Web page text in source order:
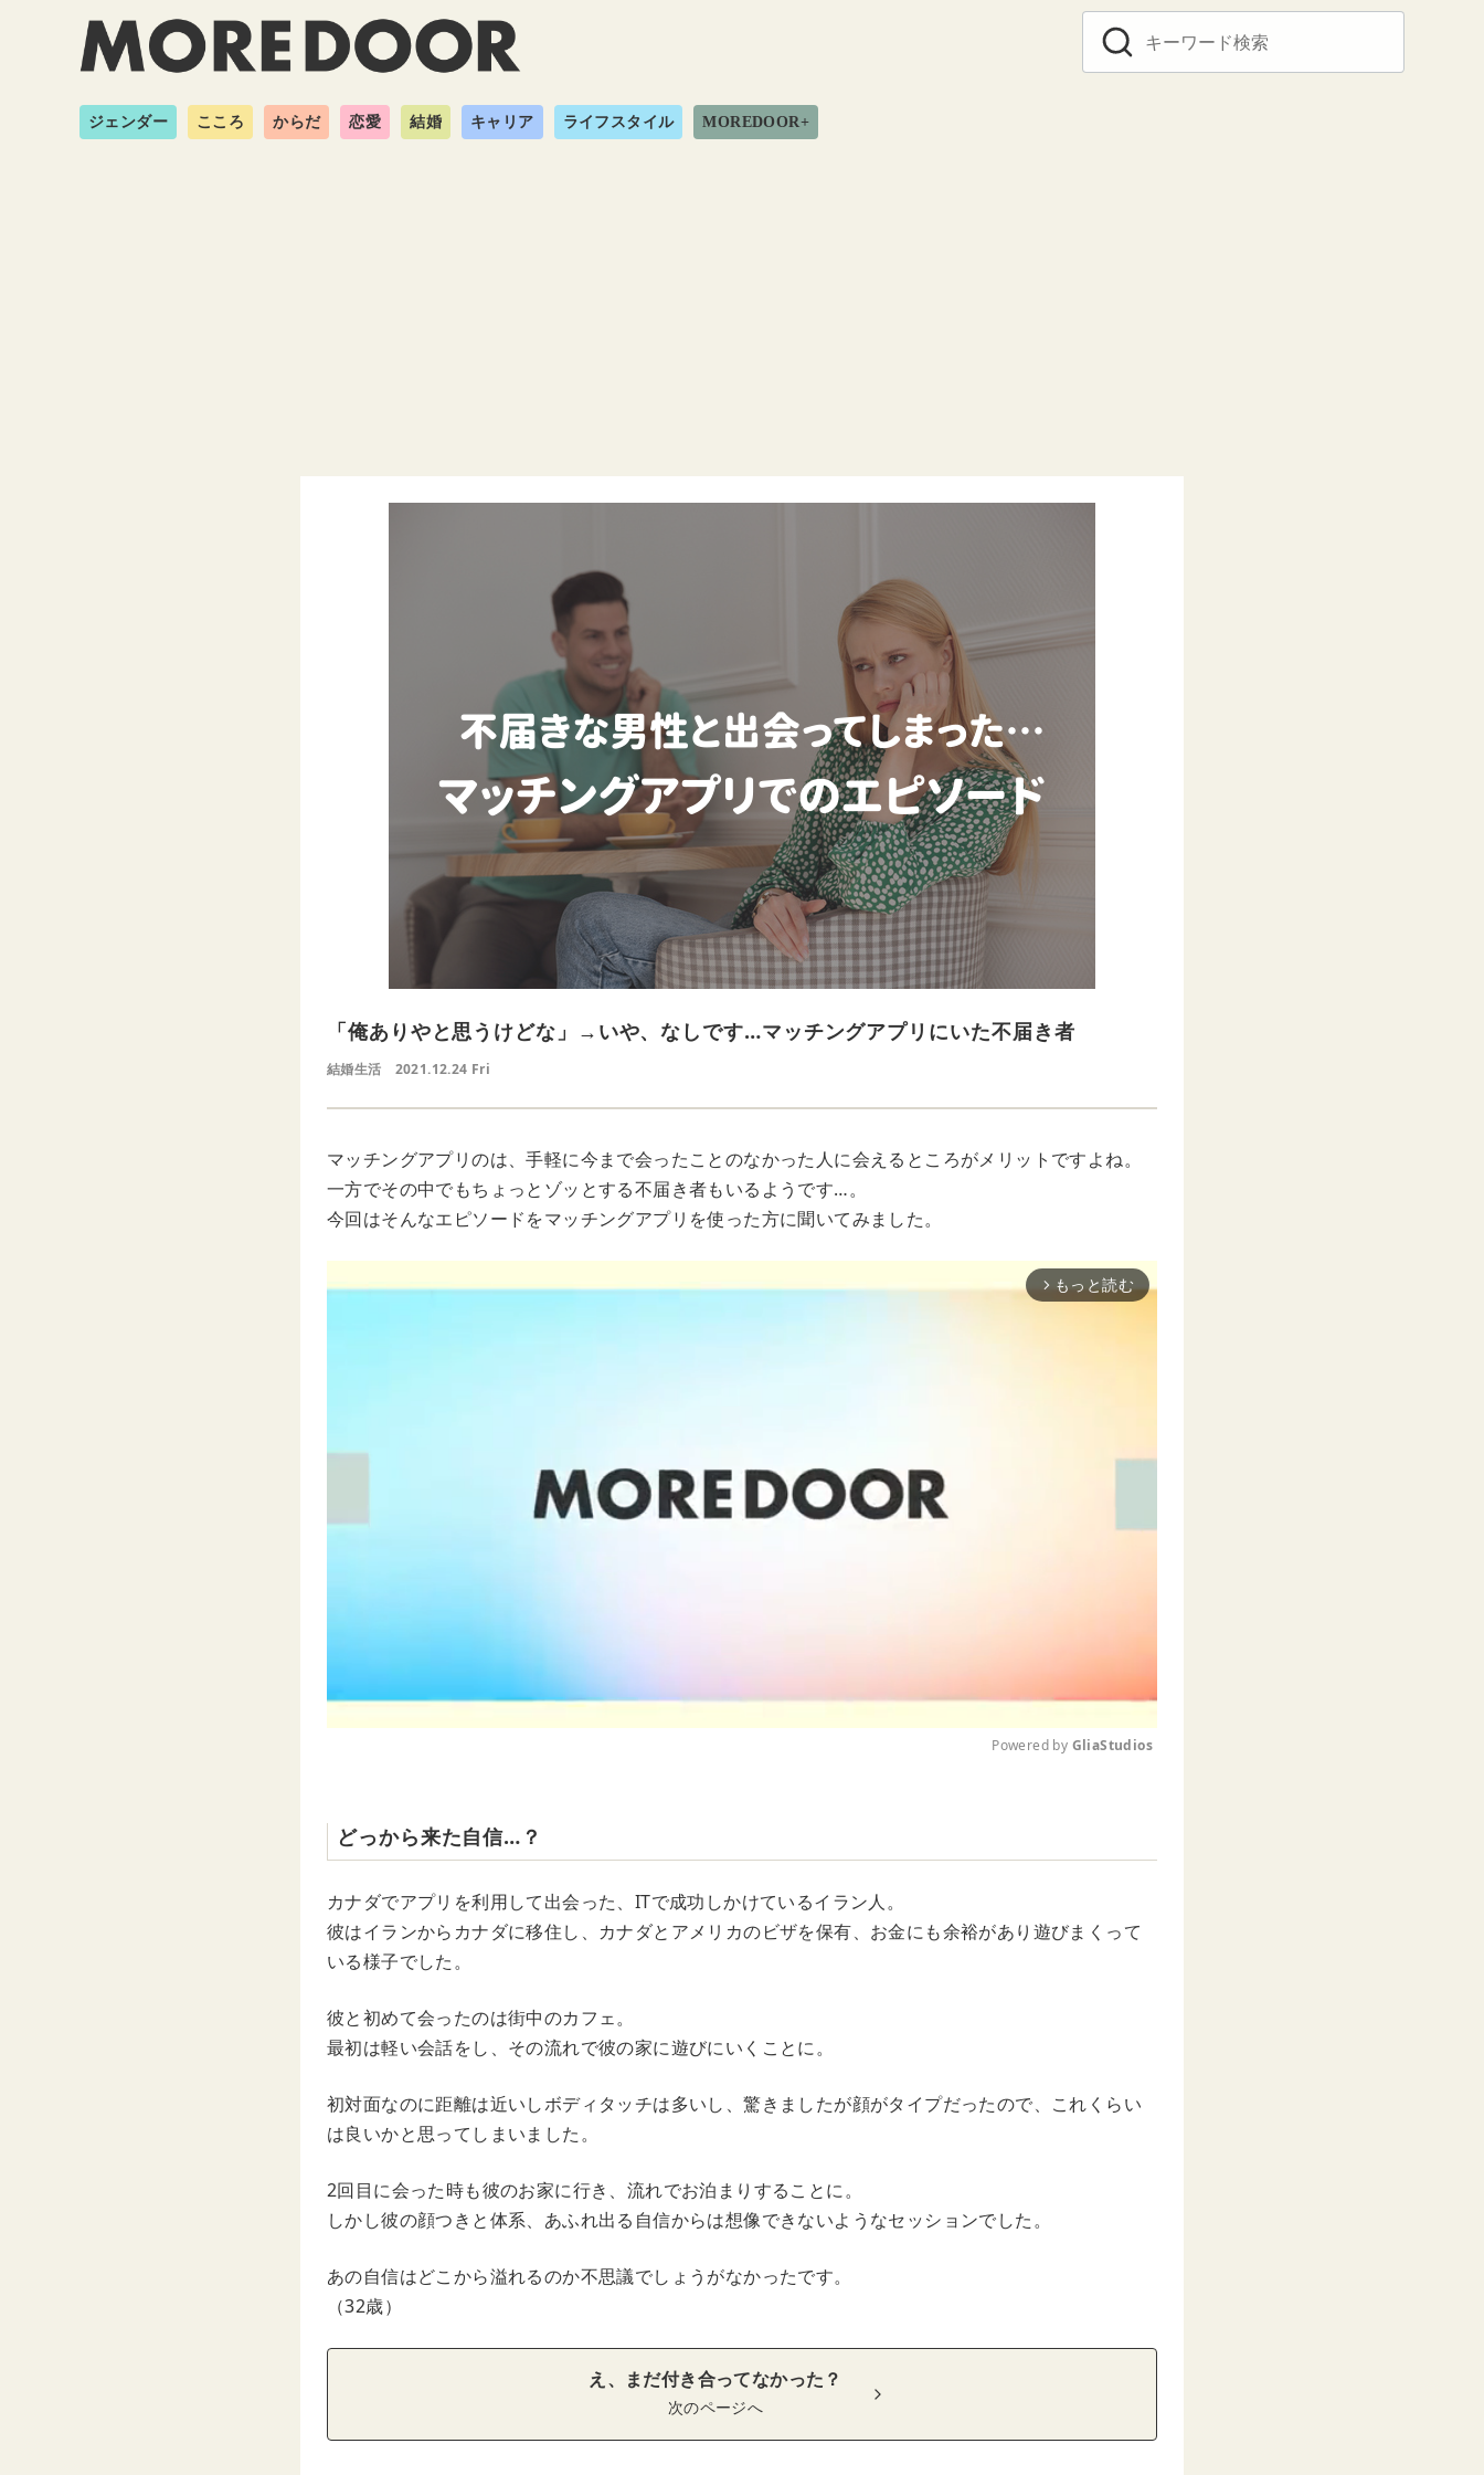
ジェンダー こころ からだ 恋愛 結婚 キャリア ライフスタイル MOREDOOR+
「俺ありやと思うけどな」→いや、なしです…マッチングアプリにいた不届き者
結婚生活 2021.12.24 Fri
マッチングアプリのは、手軽に今まで会ったことのなかった人に会えるところがメリットですよね。
一方でその中でもちょっとゾッとする不届き者もいるようです…。
今回はそんなエピソードをマッチングアプリを使った方に聞いてみました。
arrow_forward_ios もっと読む
t
Powered by GliaStudios
どっから来た自信…？
カナダでアプリを利用して出会った、ITで成功しかけているイラン人。
彼はイランからカナダに移住し、カナダとアメリカのビザを保有、お金にも余裕があり遊びまくって
いる様子でした。
彼と初めて会ったのは街中のカフェ。
最初は軽い会話をし、その流れで彼の家に遊びにいくことに。
初対面なのに距離は近いしボディタッチは多いし、驚きましたが顔がタイプだったので、これくらい
は良いかと思ってしまいました。
2回目に会った時も彼のお家に行き、流れでお泊まりすることに。
しかし彼の顔つきと体系、あふれ出る自信からは想像できないようなセッションでした。
あの自信はどこから溢れるのか不思議でしょうがなかったです。
（32歳）
え、まだ付き合ってなかった？
次のページへ